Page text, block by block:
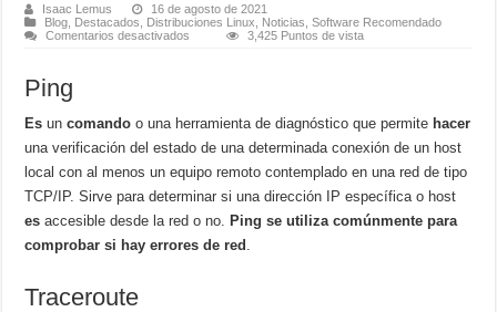
Isaac Lemus
16 de agosto de 2021
Blog Destacados Distribuciones Linux Noticias ,Software Recomendado
Comentarios desactivados
el
diagnostico
de
red
3,425 Puntos de vista
Ping
Es uncomando o una herramienta de diagnóstico que permite hacer
una verificación del estado de una determinada conexión de un host
local con al menos un equipo remoto contemplado en una red de tipo
TCP/IP.Sirve para determinar si una dirección IP específica o host
es accesible desde la red o no.
Ping se utiliza comúnmente para
comprobar si hay errores de red
Traceroute